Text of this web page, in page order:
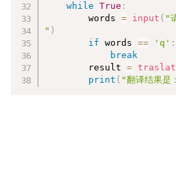
while
True :
        words
= input ( "
" )
if words == 'q' :
break
        result
=
print ( "翻译结果是